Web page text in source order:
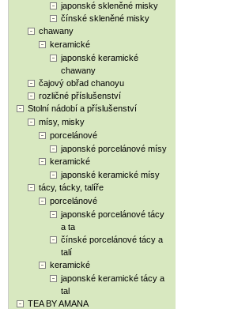
japonské skleněné misky
čínské skleněné misky
chawany
keramické
japonské keramické
chawany
čajový obřad chanoyu
rozličné příslušenství
Stolní nádobí a příslušenství
mísy, misky
porcelánové
japonské porcelánové mísy
keramické
japonské keramické mísy
tácy, tácky, talíře
porcelánové
japonské porcelánové tácy
a ta
čínské porcelánové tácy a
talí
keramické
japonské keramické tácy a
tal
TEA BY AMANA